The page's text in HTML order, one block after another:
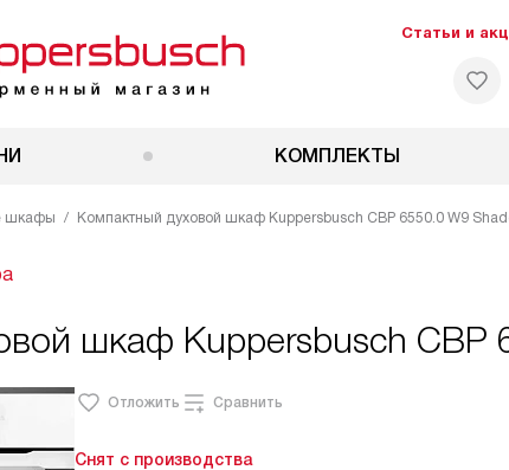
Статьи и
КОМПЛЕКТЫ
шкафы Компактный духовой шкаф Kuppersbusch CBP 6550.0 W9
шкаф Kuppersbusch CBP
Отложить Сравнить
Снят с производства